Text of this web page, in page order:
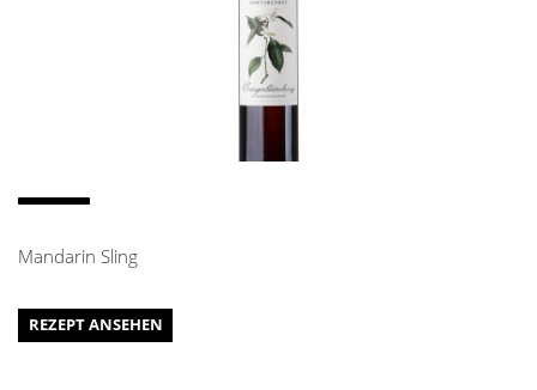
Mandarin Sling
REZEPT ANSEHEN